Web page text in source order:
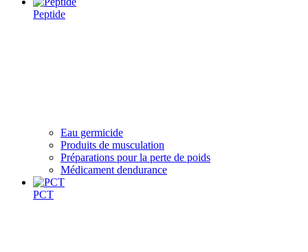
Peptide
Eau germicide
Produits de musculation
Préparations pour la perte de poids
Médicament dendurance
PCT